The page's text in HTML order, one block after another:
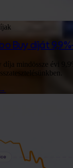
Buy díját
mindössze évi